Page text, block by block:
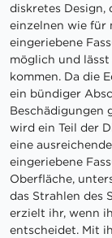
diskretes Design,
einzelnen wie für
eingeriebene
möglich und
kommen. Da die
ein bündiger
Beschädigungen
wird ein Teil der
eine
eingeriebene
Oberfläche,
das Strahlen des
erzielt ihr, wenn
entscheidet. Mit